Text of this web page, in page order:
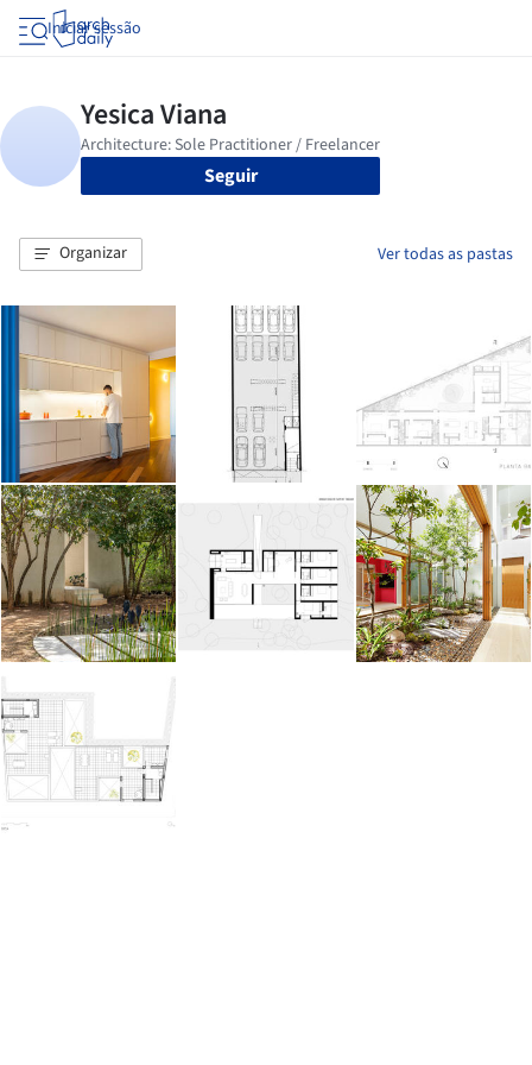
Iniciar sessão
Seguir
Organizar Ver todas as pastas